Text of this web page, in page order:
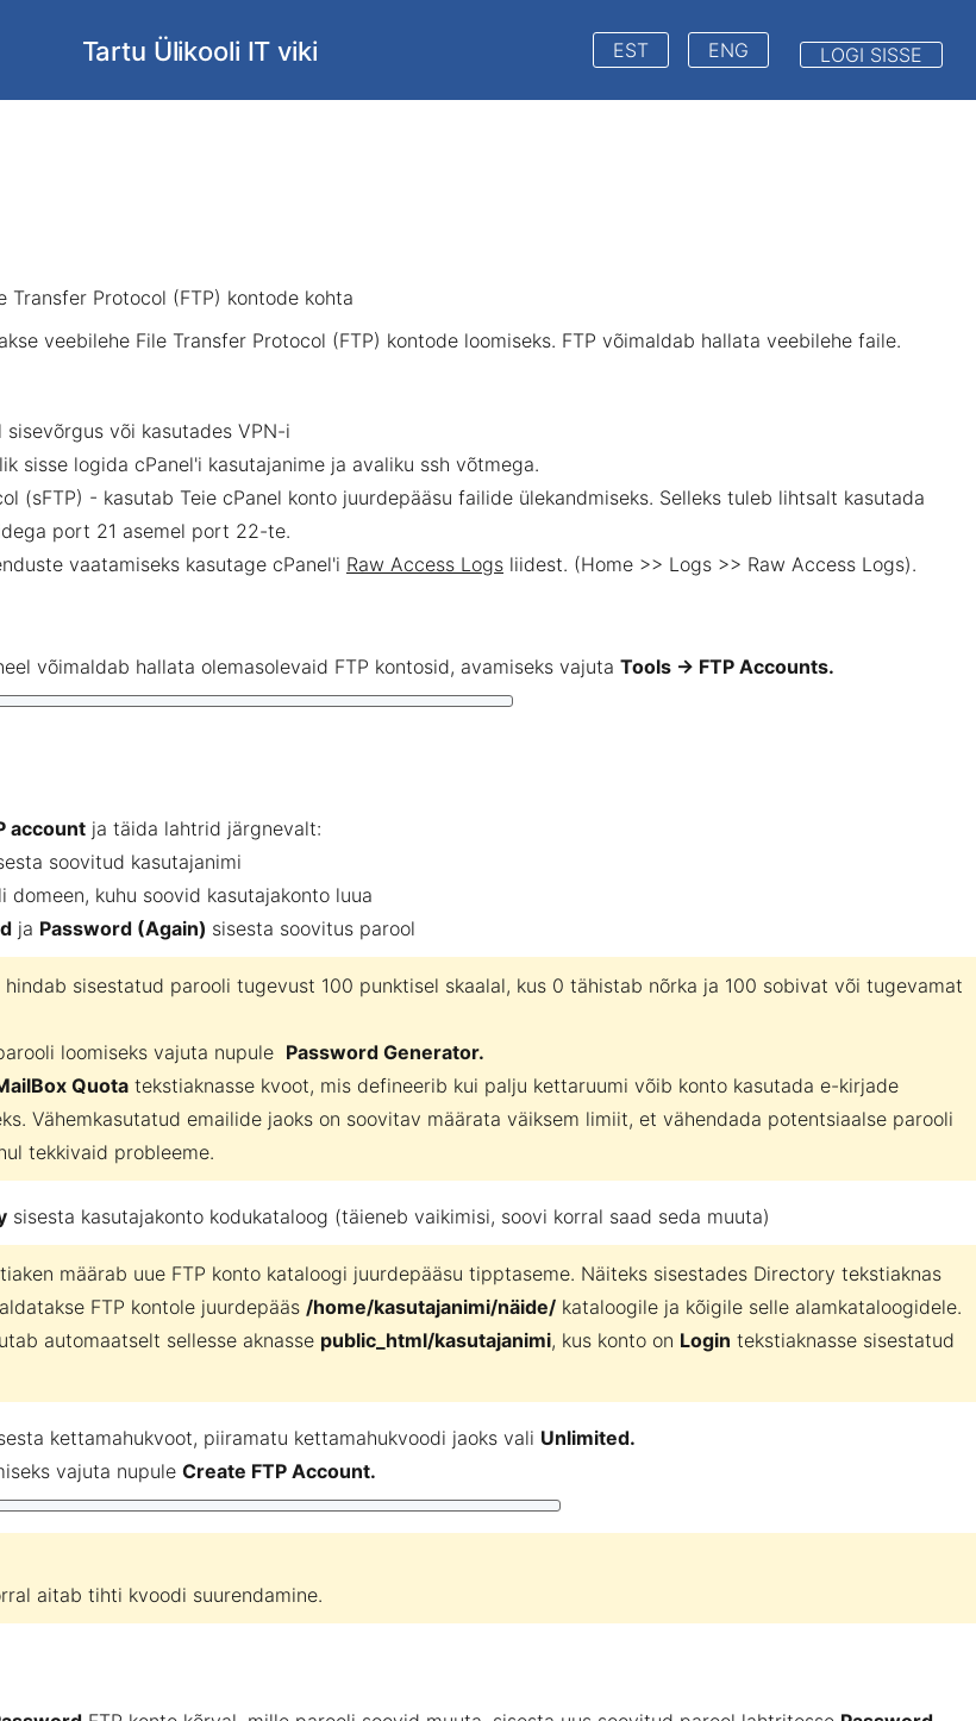
Tartu Ülikooli IT viki EST ENG LOGI SISSE
Transfer Protocol (FTP) kontode kohta
veebilehe File Transfer Protocol (FTP) kontode loomiseks. FTP võimaldab hallata veebilehe faile.
sisevõrgus või kasutades VPN-i
sisse logida cPanel'i kasutajanime ja avaliku ssh võtmega.
(sFTP) - kasutab Teie cPanel konto juurdepääsu failide ülekandmiseks. Selleks tuleb lihtsalt kasutada
port 21 asemel port 22-te.
vaatamiseks kasutage cPanel'i Raw Access Logs liidest. (Home >> Logs >> Raw Access Logs).
võimaldab hallata olemasolevaid FTP kontosid, avamiseks vajuta Tools → FTP Accounts.
account ja täida lahtrid järgnevalt:
soovitud kasutajanimi
domeen, kuhu soovid kasutajakonto luua
ja Password (Again) sisesta soovitus parool
hindab sisestatud parooli tugevust 100 punktisel skaalal, kus 0 tähistab nõrka ja 100 sobivat või tugevamat
loomiseks vajuta nupule Password Generator.
Quota tekstiaknasse kvoot, mis defineerib kui palju kettaruumi võib konto kasutada e-kirjade
Vähemkasutatud emailide jaoks on soovitav määrata väiksem limiit, et vähendada potentsiaalse parooli
tekkivaid probleeme.
sisesta kasutajakonto kodukataloog (täieneb vaikimisi, soovi korral saad seda muuta)
määrab uue FTP konto kataloogi juurdepääsu tipptaseme. Näiteks sisestades Directory tekstiaknas
FTP kontole juurdepääs /home/kasutajanimi/näide/ kataloogile ja kõigile selle alamkataloogidele.
automaatselt sellesse aknasse public_html/kasutajanimi, kus konto on Login tekstiaknasse sisestatud
kettamahukvoot, piiramatu kettamahukvoodi jaoks vali Unlimited.
vajuta nupule Create FTP Account.
aitab tihti kvoodi suurendamine.